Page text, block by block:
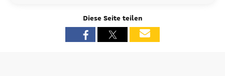
Diese Seite teilen